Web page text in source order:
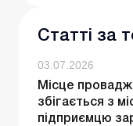
Статті за
03.07.2026
Місце
збігається з
підприємцю